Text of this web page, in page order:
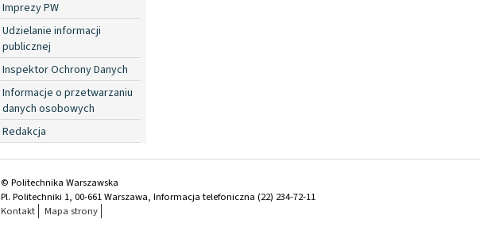
Imprezy PW
Udzielanie informacji
publicznej
Inspektor Ochrony Danych
Informacje o przetwarzaniu
danych osobowych
Redakcja
© Politechnika Warszawska
Pl. Politechniki 1, 00-661 Warszawa, Informacja telefoniczna (22) 234-72-11
Kontakt
Mapa strony